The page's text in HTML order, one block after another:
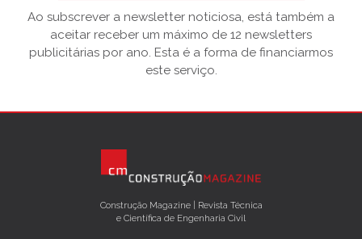
Ao subscrever a newsletter noticiosa, está também a
aceitar receber um máximo de 12 newsletters
publicitárias por ano. Esta é a forma de financiarmos
este serviço.
Construção Magazine | Revista Técnica
e Científica de Engenharia Civil